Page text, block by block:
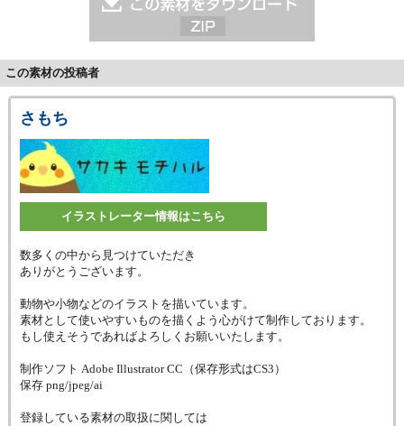
この素材の投稿者
さもち
イラストレーター情報はこちら
数多くの中から見つけていただき
ありがとうございます。
動物や小物などのイラストを描いています。
素材として使いやすいものを描くよう心がけて制作しております。
もし使えそうであればよろしくお願いいたします。
制作ソフト Adobe Illustrator CC（保存形式はCS3）
保存 png/jpeg/ai
登録している素材の取扱に関しては